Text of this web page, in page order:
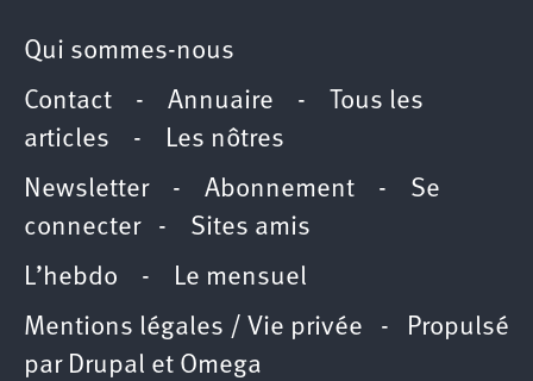
Qui sommes-nous
Contact - Annuaire -
Tous les
articles - Les nôtres
Newsletter- Abonnement - Se
connecter- Sites amis
L’hebdo - Le mensuel
Mentions légales / Vie privée - Propulsé
par Drupal et Omega